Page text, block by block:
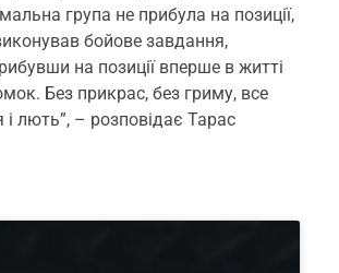
група не прибула на позиції,
бойове завдання,
на позиції вперше в житті
Без прикрас, без гриму, все
лють”, – розповідає Тарас